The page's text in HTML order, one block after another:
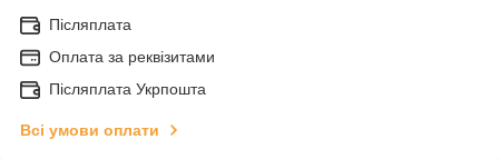
Післяплата
Оплата за реквізитами
Післяплата Укрпошта
Всі умови оплати